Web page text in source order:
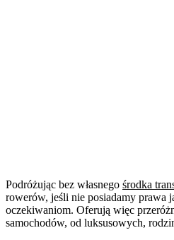
Podróżując bez własnego środka
rowerów, jeśli nie posiadamy prawa
oczekiwaniom. Oferują więc
samochodów, od luksusowych,